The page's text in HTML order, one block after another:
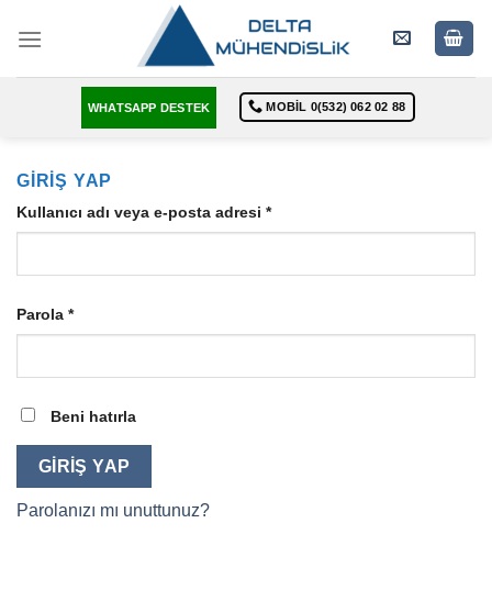
WHATSAPP DESTEK MOBIL 0(532) 062 02 88
GIRIŞ YAP
Kullanıcı adı veya e-posta adresi *
Parola *
Beni hatırla
GIRIŞ YAP
Parolanızı mı unuttunuz?